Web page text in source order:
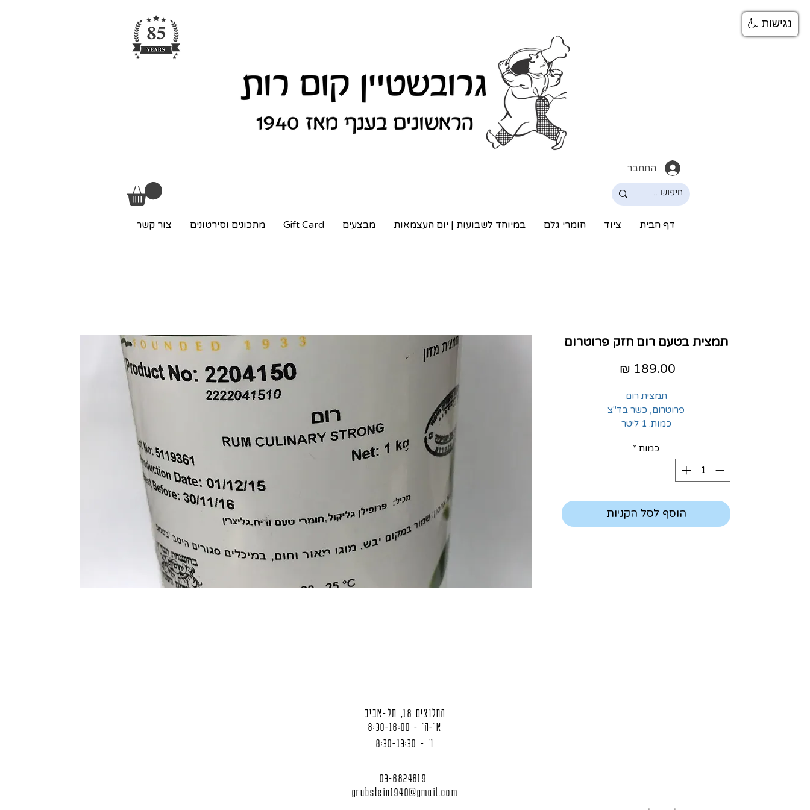
התחבר
דף הבית ציוד חומרי גלם במיוחד לשבועות | יום העצמאות מבצעים Gift Card מתכונים וסירטונים צור קשר
תמצית בטעם רום חזק פרוטרום
תמצית רום
פרוטרום, כשר בד"צ
כמות: 1 ליטר
כמות *
הוסף לסל הקניות
החלוצים 18, תל-אביב
א'-ה' - 8:30-16:00
ו' - 8:30-13:30
03-6824619
grubstein1940@gmail.com
נגישות